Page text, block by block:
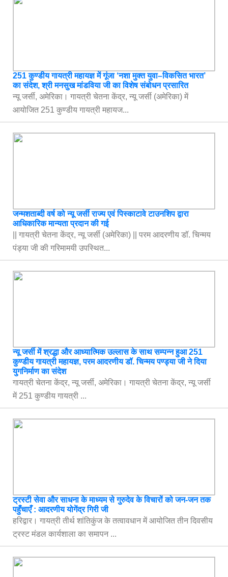
251 कुण्डीय गायत्री महायज्ञ में गूंजा ‘नशा मुक्त युवा–विकसित भारत’
का संदेश, श्री मनसुख मांडविया जी का विशेष संबोधन प्रसारित
न्यू जर्सी, अमेरिका। गायत्री चेतना केंद्र, न्यू जर्सी (अमेरिका) में
आयोजित 251 कुण्डीय गायत्री महायज...
जन्मशताब्दी वर्ष को न्यू जर्सी राज्य एवं पिस्काटावे टाउनशिप द्वारा
आधिकारिक मान्यता प्रदान की गई
|| गायत्री चेतना केंद्र, न्यू जर्सी (अमेरिका) || परम आदरणीय डॉ. चिन्मय
पंड्या जी की गरिमामयी उपस्थित...
न्यू जर्सी में श्रद्धा और आध्यात्मिक उल्लास के साथ सम्पन्न हुआ 251
कुण्डीय गायत्री महायज्ञ, परम आदरणीय डॉ. चिन्मय पण्ड्या जी ने दिया
युगनिर्माण का संदेश
गायत्री चेतना केंद्र, न्यू जर्सी, अमेरिका। गायत्री चेतना केंद्र, न्यू जर्सी
में 251 कुण्डीय गायत्री ...
ट्रस्टी सेवा और साधना के माध्यम से गुरुदेव के विचारों को जन-जन तक
पहुँचाएँ : आदरणीय योगेंद्र गिरी जी
हरिद्वार। गायत्री तीर्थ शांतिकुंज के तत्वावधान में आयोजित तीन दिवसीय
ट्रस्ट मंडल कार्यशाला का समापन ...